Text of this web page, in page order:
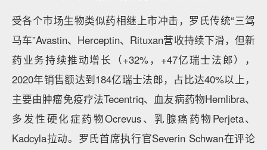
受各个市场生物类似药相继上市冲击，罗氏传统“三驾
马车”Avastin、Herceptin、Rituxan营收持续下滑，但新
药业务持续推动增长（+32%，+47亿瑞士法郎），
2020年销售额达到184亿瑞士法郎，占比达40%以上，
主要由肿瘤免疫疗法Tecentriq、血友病药物Hemlibra、
多发性硬化症药物Ocrevus、乳腺癌药物Perjeta、
Kadcyla拉动。罗氏首席执行官Severin Schwan在评论